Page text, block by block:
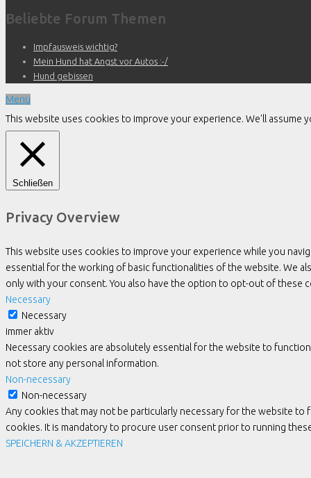
Beliebte Forum Themen
Impfausweis wichtig?
Mein Hund hat Angst vor Autos :-/
Hund gebissen
Menü
This website uses cookies to improve your experience. We'll
Schließen
Privacy Overview
This website uses cookies to improve your experience while you
essential for the working of basic functionalities of the website. We
only with your consent. You also have the option to opt-out of these
Necessary
Necessary
immer aktiv
Necessary cookies are absolutely essential for the website to
not store any personal information.
Non-necessary
Non-necessary
Any cookies that may not be particularly necessary for the website
cookies. It is mandatory to procure user consent prior to running
SPEICHERN & AKZEPTIEREN